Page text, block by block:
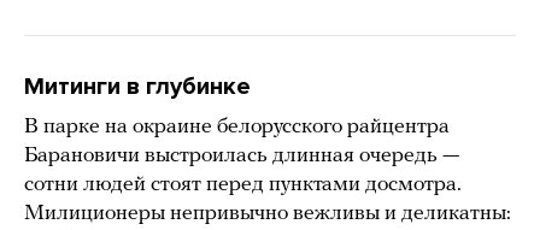
Митинги в глубинке
В парке на окраине белорусского райцентра
Барановичи выстроилась длинная очередь —
сотни людей стоят перед пунктами досмотра.
Милиционеры непривычно вежливы и деликатны: